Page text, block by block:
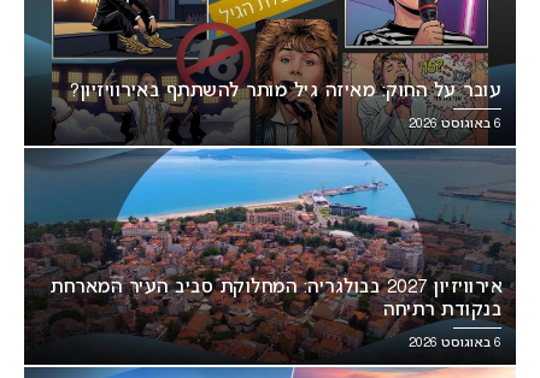
עובר על החוק: מאיזה גיל מותר להשתתף באירוויזיון?
6 באוגוסט 2026
אירוויזיון 2027 בבולגריה: המחלוקת סביב העיר המארחת
בנקודת רתיחה
6 באוגוסט 2026